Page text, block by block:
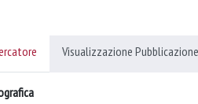
Visualizzazione Pubblicazione